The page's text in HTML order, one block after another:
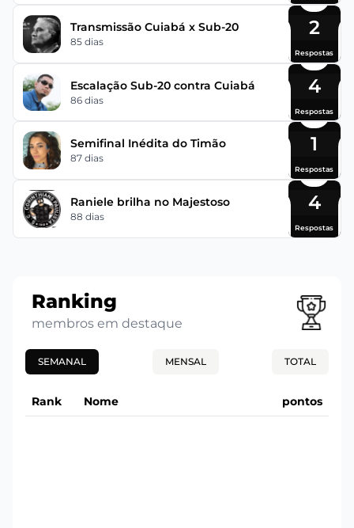
Transmissão Cuiabá x Sub-20
85 dias
2
Respostas
Escalação Sub-20 contra Cuiabá
86 dias
4
Respostas
Semifinal Inédita do Timão
87 dias
1
Respostas
Raniele brilha no Majestoso
88 dias
4
Respostas
Ranking
membros em destaque
SEMANAL MENSAL TOTAL
Rank Nome pontos